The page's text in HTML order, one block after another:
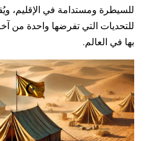
للسيطرة ومستدامة في الإقليم،
للتحديات التي تفرضها واحدة من
بها في العالم.